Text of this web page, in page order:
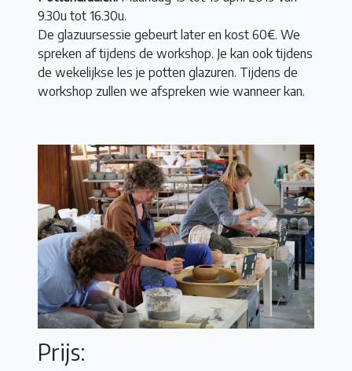
9.30u tot 16.30u.
De glazuursessie gebeurt later en kost 60€. We
spreken af tijdens de workshop. Je kan ook tijdens
de wekelijkse les je potten glazuren. Tijdens de
workshop zullen we afspreken wie wanneer kan.
Prijs: